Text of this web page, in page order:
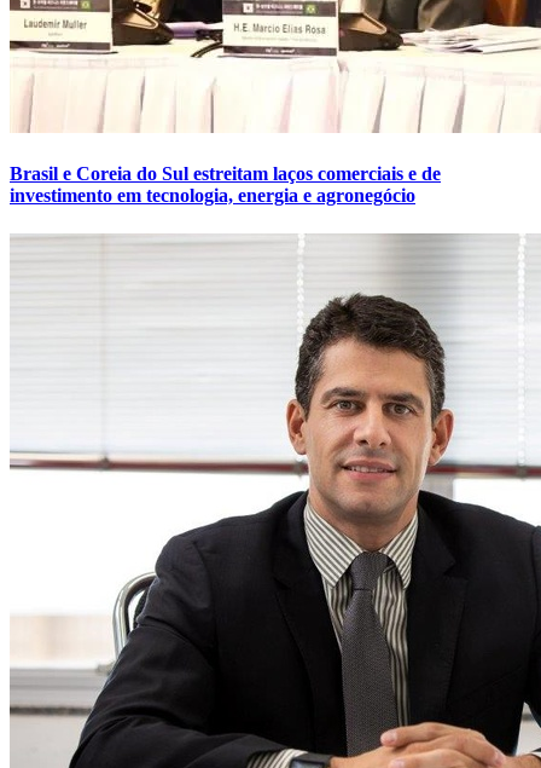
Brasil e Coreia do Sul estreitam laços comerciais e de
investimento em tecnologia, energia e agronegócio